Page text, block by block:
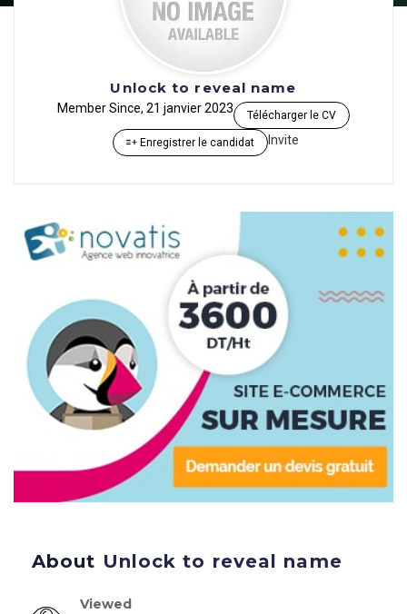
Unlock to reveal name
Member Since, 21 janvier 2023 Télécharger le CV
Enregistrer le candidat Invite
About Unlock to reveal name
Viewed